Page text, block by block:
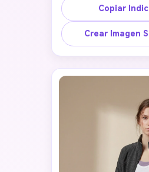
mantiene el rostro,
identidad originales,
Copiar
Crear Imagen